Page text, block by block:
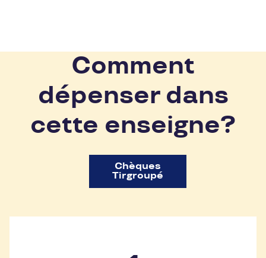
Comment
dépenser dans
cette enseigne?
Chèques
Tirgroupé